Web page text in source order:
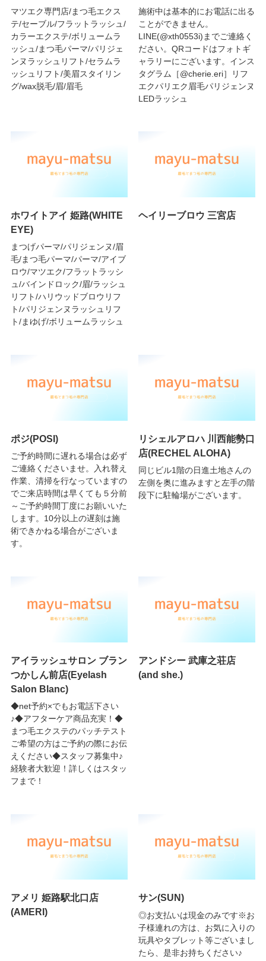
マツエク専門店/まつ毛エクス
テ/セーブル/フラットラッシュ/
カラーエクステ/ボリュームラ
ッシュ/まつ毛パーマ/パリジェ
ンヌラッシュリフト/セラムラ
ッシュリフト/美眉スタイリン
グ/wax脱毛/眉/眉毛
施術中は基本的にお電話に出る
ことができません。
LINE(@xth0553i)までご連絡く
ださい。QRコードはフォトギ
ャラリーにございます。インス
タグラム［@cherie.eri］リフ
エクパリエク眉毛パリジェンヌ
LEDラッシュ
ホワイトアイ 姫路(WHITE
EYE)
まつげパーマ/パリジェンヌ/眉
毛/まつ毛パーマ/パーマ/アイブ
ロウ/マツエク/フラットラッシ
ュ/バインドロック/眉/ラッシュ
リフト/ハリウッドブロウリフ
ト/パリジェンヌラッシュリフ
ト/まゆげ/ボリュームラッシュ
ヘイリーブロウ 三宮店
ポジ(POSI)
ご予約時間に遅れる場合は必ず
ご連絡くださいませ。入れ替え
作業、清掃を行なっていますの
でご来店時間は早くても５分前
～ご予約時間丁度にお願いいた
します。10分以上の遅刻は施
術できかねる場合がございま
す。
リシェルアロハ 川西能勢口
店(RECHEL ALOHA)
同じビル1階の日進土地さんの
左側を奥に進みますと左手の階
段下に駐輪場がございます。
アイラッシュサロン ブラン
つかしん前店(Eyelash
Salon Blanc)
◆net予約×でもお電話下さい
♪◆アフターケア商品充実！◆
まつ毛エクステのパッチテスト
ご希望の方はご予約の際にお伝
えください◆スタッフ募集中♪
経験者大歓迎！詳しくはスタッ
フまで！
アンドシー 武庫之荘店
(and she.)
アメリ 姫路駅北口店
(AMERI)
サン(SUN)
◎お支払いは現金のみです※お
子様連れの方は、お気に入りの
玩具やタブレット等ございまし
たら、是非お持ちください♪